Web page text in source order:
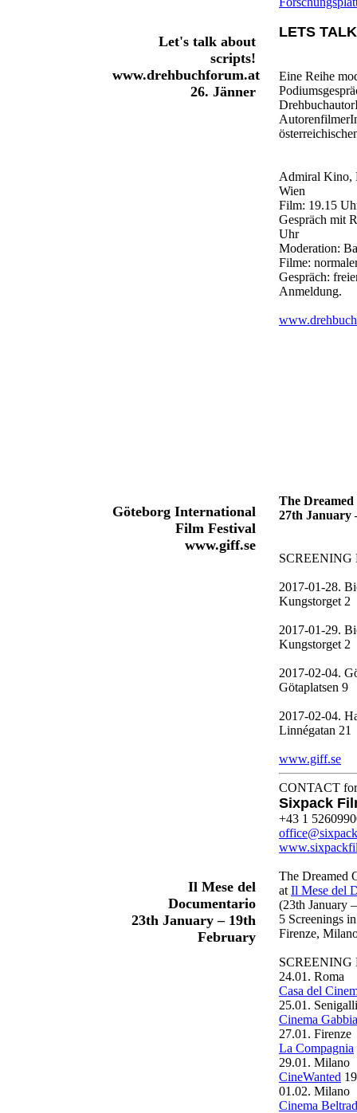
Let's talk about
scripts!
www.drehbuchforum.at
26. Jänner
LETS
Eine Reihe
Admiral Kino,
Wien
Film: 19.15
Gespräch mit
Uhr
Moderation:
Filme:
Gespräch:
Anmeldung.
Göteborg International
Film Festival
www.giff.se
The Dreamed
27th January
SCREENING
2017-01-28.
Kungstorget 2
2017-01-29.
Kungstorget 2
2017-02-04.
Götaplatsen 9
2017-02-04.
Linnégatan 21​
www.giff.se
CONTACT for
Sixpack
+43 1
Il Mese del
Documentario
23th January – 19th
February
The Dreamed
at Il Mese del
(23th January
5 Screenings
Firenze,
SCREENING
24.01. Roma
Casa del
25.01.
Cinema
27.01. Firenze
La Compagnia
29.01. Milano
CineWanted
01.02. Milano
Cinema